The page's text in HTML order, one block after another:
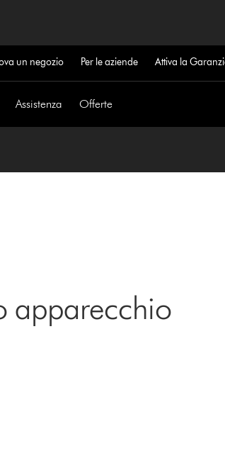
un negozio Per le aziende Attiva la
Assistenza Offerte
apparecchio